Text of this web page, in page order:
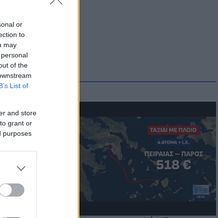
or
to
may
of the
List of
and store
grant or
purposes
με το